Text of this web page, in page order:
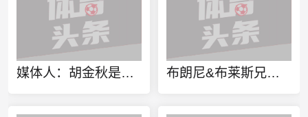
媒体人：胡金秋是否会离队还不确定 广厦收到一些报价 且金额不低 布朗尼&布莱斯兄弟定制同款金项链 灵感来源于兄弟之情